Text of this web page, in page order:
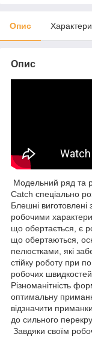
Опис
Опис
Модельний ряд та
Catch спеціально
Блешні виготовлені
робочими
що обертається, є
що обертаються,
пелюстками, які
стійку роботу при
робочих
Різноманітність
оптимальну
відзначити
до сильного
Завдяки своїм